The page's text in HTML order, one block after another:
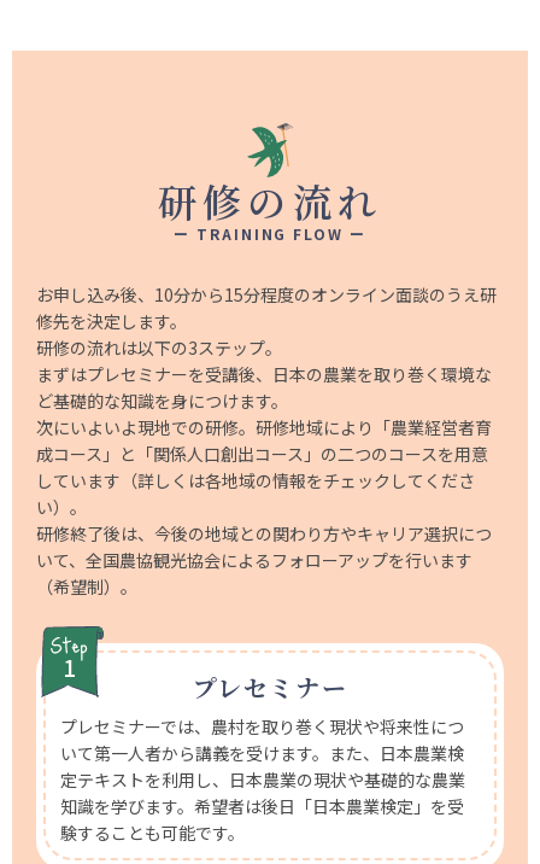
研修の流れ
ー TRAINING FLOW ー
お申し込み後、10分から15分程度のオンライン面談のうえ研
修先を決定します。
研修の流れは以下の3ステップ。
まずはプレセミナーを受講後、日本の農業を取り巻く環境な
ど基礎的な知識を身につけます。
次にいよいよ現地での研修。研修地域により「農業経営者育
成コース」と「関係人口創出コース」の二つのコースを用意
しています（詳しくは各地域の情報をチェックしてくださ
い）。
研修終了後は、今後の地域との関わり方やキャリア選択につ
いて、全国農協観光協会によるフォローアップを行います
（希望制）。
プレセミナー
プレセミナーでは、農村を取り巻く現状や将来性につ
いて第一人者から講義を受けます。また、日本農業検
定テキストを利用し、日本農業の現状や基礎的な農業
知識を学びます。希望者は後日「日本農業検定」を受
験することも可能です。